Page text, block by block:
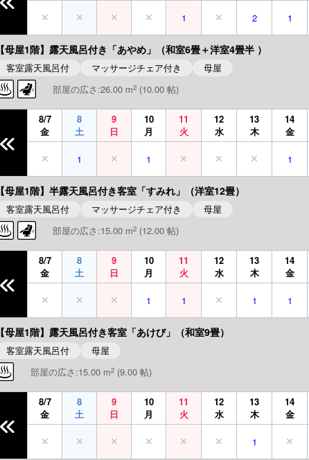
1 2 1
【母屋1階】露天風呂付き「あやめ」（和室6畳＋洋室4畳半 ）
客室露天風呂付 マッサージチェア付き
母屋
部屋の広さ:26.00 m2 (10.00 帖)
8/7
金
8
土
9
日
10
月
11
火
12
水
13
木
14
金
1 1 1
【母屋1階】半露天風呂付き客室「すみれ」（洋室12畳）
客室露天風呂付 マッサージチェア付き
母屋
部屋の広さ:15.00 m2 (12.00 帖)
8/7
金
8
土
9
日
10
月
11
火
12
水
13
木
14
金
1 1 1 1
【母屋1階】露天風呂付き客室「あけび」（和室9畳）
客室露天風呂付
母屋
部屋の広さ:15.00 m2 (9.00 帖)
8/7
金
8
土
9
日
10
月
11
火
12
水
13
木
14
金
1